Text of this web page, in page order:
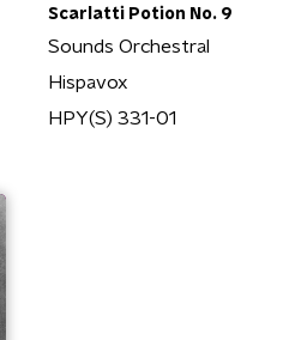
Scarlatti Potion No. 9
Sounds Orchestral
Hispavox
HPY(S) 331-01